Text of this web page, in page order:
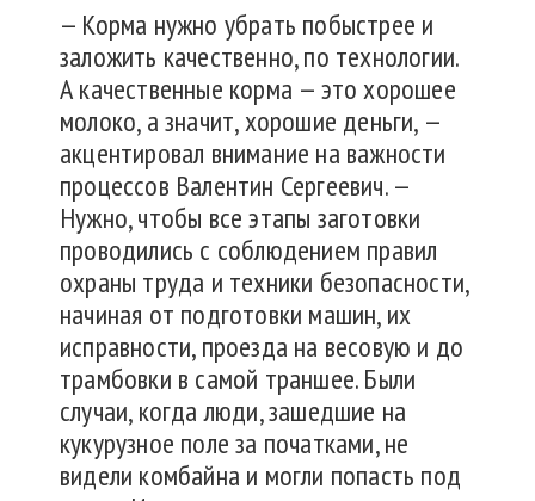
— Корма нужно убрать побыстрее и
заложить качественно, по технологии.
А качественные корма — это хорошее
молоко, а значит, хорошие деньги, —
акцентировал внимание на важности
процессов Валентин Сергеевич. —
Нужно, чтобы все этапы заготовки
проводились с соблюдением правил
охраны труда и техники безопасности,
начиная от подготовки машин, их
исправности, проезда на весовую и до
трамбовки в самой траншее. Были
случаи, когда люди, зашедшие на
кукурузное поле за початками, не
видели комбайна и могли попасть под